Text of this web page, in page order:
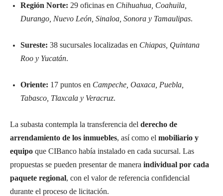
Región Norte: 29 oficinas en Chihuahua, Coahuila,
Durango, Nuevo León, Sinaloa, Sonora y Tamaulipas.
Sureste: 38 sucursales localizadas en Chiapas, Quintana
Roo y Yucatán.
Oriente: 17 puntos en Campeche, Oaxaca, Puebla,
Tabasco, Tlaxcala y Veracruz.
La subasta contempla la transferencia del derecho de
arrendamiento de los inmuebles, así como el mobiliario y
equipo que CIBanco había instalado en cada sucursal. Las
propuestas se pueden presentar de manera individual por cada
paquete regional, con el valor de referencia confidencial
durante el proceso de licitación.